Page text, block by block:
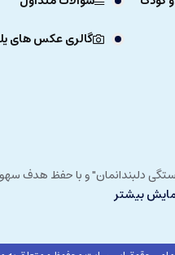
گالری عکس های
خداوند در زمستان 1392 و با شعار "آرزوی
بیشتر